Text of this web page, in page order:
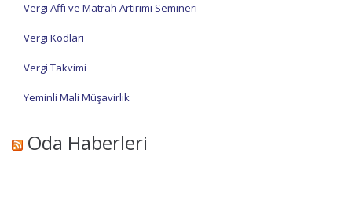
Vergi Affı ve Matrah Artırımı Semineri
Vergi Kodları
Vergi Takvimi
Yeminli Mali Müşavirlik
Oda Haberleri